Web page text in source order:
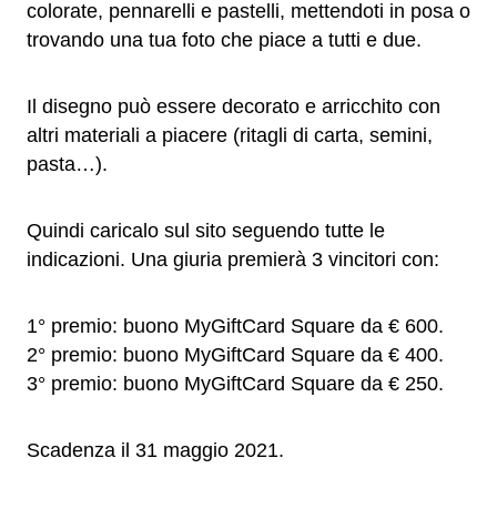
colorate, pennarelli e pastelli, mettendoti in posa o
trovando una tua foto che piace a tutti e due.
Il disegno può essere decorato e arricchito con
altri materiali a piacere (ritagli di carta, semini,
pasta…).
Quindi caricalo sul sito seguendo tutte le
indicazioni. Una giuria premierà 3 vincitori con:
1° premio: buono MyGiftCard Square da € 600.
2° premio: buono MyGiftCard Square da € 400.
3° premio: buono MyGiftCard Square da € 250.
Scadenza il 31 maggio 2021.